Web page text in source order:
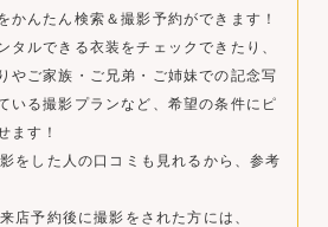
かんたん検索＆撮影予約ができます！
タルできる衣装をチェックできたり、
やご家族・ご兄弟・ご姉妹での記念写
いる撮影プランなど、希望の条件にピ
ます！
をした人の口コミも見れるから、参考
店予約後に撮影をされた方には、